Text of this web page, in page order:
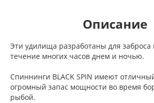
Описание
Эти удилища разработаны для
течение многих часов днем и ночью.
Спиннинги BLACK SPIN имеют
огромный запас мощности во время
рыбой.